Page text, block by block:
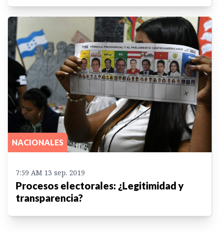
NACIONALES
7:59 AM 13 sep. 2019
Procesos electorales: ¿Legitimidad y
transparencia?